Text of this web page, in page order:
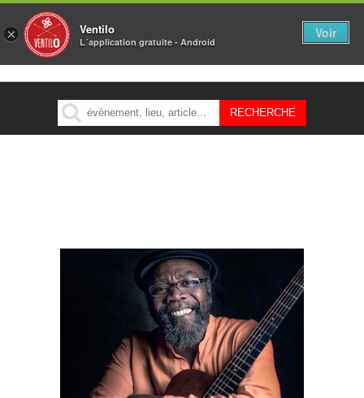
MENU
× Ventilo
L´application gratuite - Android
Voir